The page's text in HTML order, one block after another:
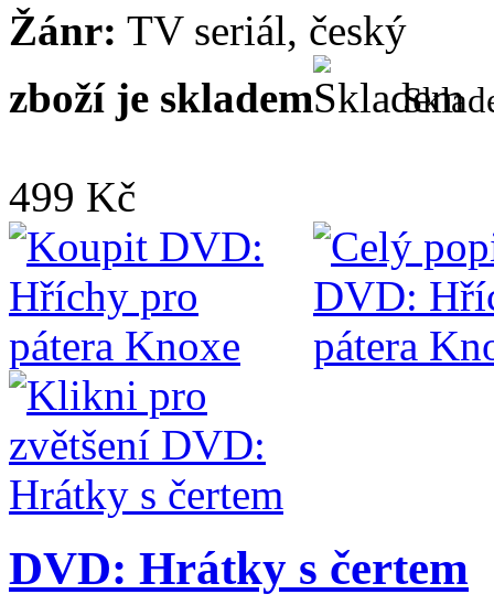
Žánr: TV seriál, český
zboží je skladem
499 Kč
DVD: Hrátky s čertem